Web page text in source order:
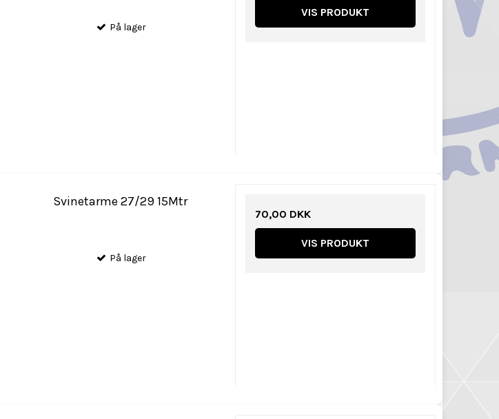
På lager
VIS PRODUKT
Svinetarme 27/29 15Mtr
På lager
70,00 DKK
VIS PRODUKT